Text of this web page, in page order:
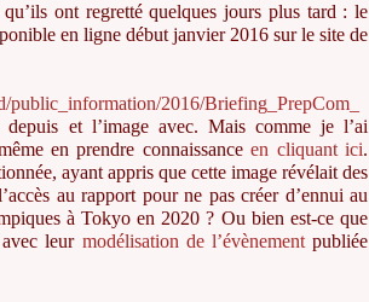
ont regretté quelques jours plus tard : le
en ligne début janvier 2016 sur le site de
2016/Briefing_PrepCom_
et l’image avec. Mais comme je l’ai
en prendre connaissanceen cliquant ici.
ayant appris que cette image révélait des
au rapport pour ne pas créer d’ennui au
à Tokyo en 2020 ? Ou bien est-ce que
leur modélisation de l’évènementpubliée